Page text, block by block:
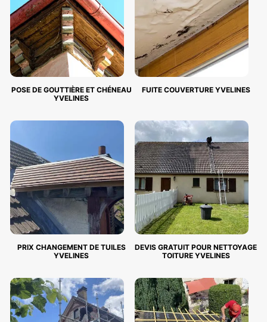
POSE DE GOUTTIÈRE ET CHÉNEAU
YVELINES
FUITE COUVERTURE YVELINES
PRIX CHANGEMENT DE TUILES
YVELINES
DEVIS GRATUIT POUR NETTOYAGE
TOITURE YVELINES